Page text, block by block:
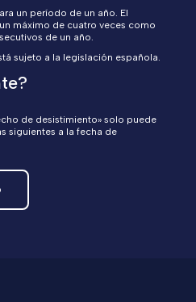
un período de un año. El
máximo de cuatro veces como
de un año.
sujeto a la legislación española.
de desistimiento» solo puede
siguientes a la fecha de